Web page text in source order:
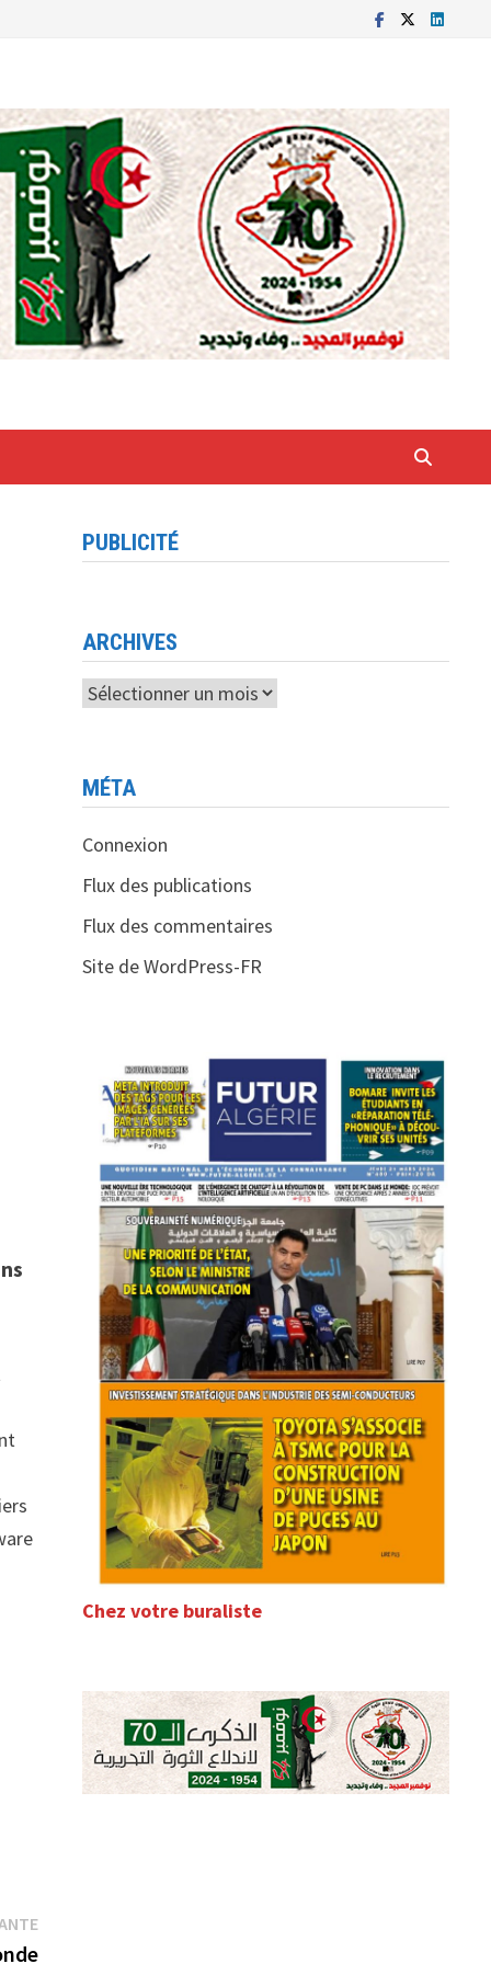
Publication
suivante :
PUBLICITÉ
ARCHIVES
Archives
MÉTA
Connexion
Flux des publications
Flux des commentaires
Site de WordPress-FR
Chez votre buraliste